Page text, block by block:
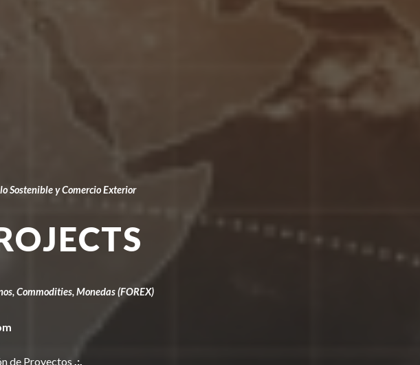
Sostenible y Comercio Exterior
Commodities, Monedas (FOREX)
de Proyectos .:.